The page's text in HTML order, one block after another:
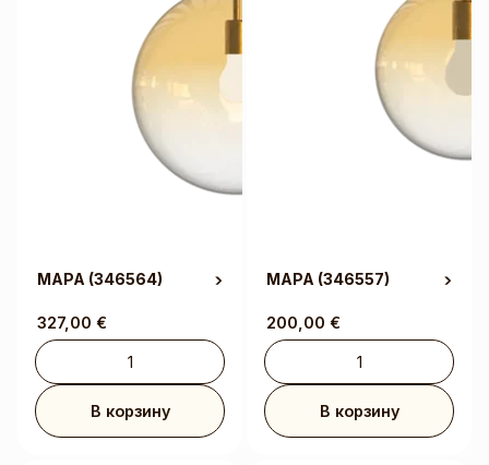
MAPA (346564)
327,00 €
В корзину
MAPA (346557)
200,00 €
В корзину